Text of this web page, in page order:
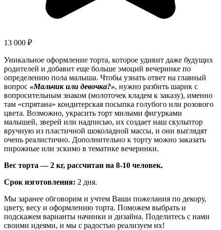
13 000 ₽
Уникальное оформление торта, которое удивит даже будущих
родителей и добавит еще больше эмоций вечеринке по
определению пола малыша. Чтобы узнать ответ на главный
вопрос «Мальчик или девочка?», нужно разбить шарик с
вопросительным знаком (молоточек кладем к заказу), именно
там «спрятана» кондитерская посыпка голубого или розового
цвета. Возможно, украсить торт милыми фигурками
малышей, зверей или надписью, их создает наш скульптор
вручную из пластичной шоколадной массы, и они выглядят
очень реалистично. Дополнительно к торту можно заказать
пирожные или эскимо в тематике вечеринки.
Вес торта — 2 кг, рассчитан на 8-10 человек.
Срок изготовления: 2 дня.
Мы заранее обговорим и учтем Ваши пожелания по декору,
цвету, весу и оформлению торта. Поможем выбрать и
подскажем варианты начинки и дизайна. Поделитесь с нами
своими идеями, и мы с радостью реализуем их!